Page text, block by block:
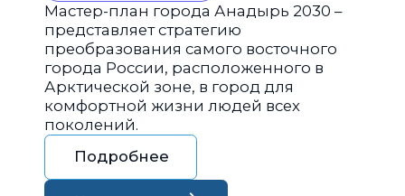
Мастер-план города Анадырь 2030 –
представляет стратегию
преобразования самого восточного
города России, расположенного в
Арктической зоне, в город для
комфортной жизни людей всех
поколений.
Подробнее